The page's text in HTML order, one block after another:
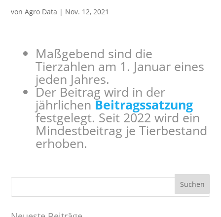
vonAgro Data | Nov. 12, 2021
Maßgebend sind die
Tierzahlen am 1. Januar eines
jeden Jahres.
Der Beitrag wird in der
jährlichenBeitragssatzung
festgelegt. Seit 2022 wird ein
Mindestbeitrag je Tierbestand
erhoben.
Suchen
nach: